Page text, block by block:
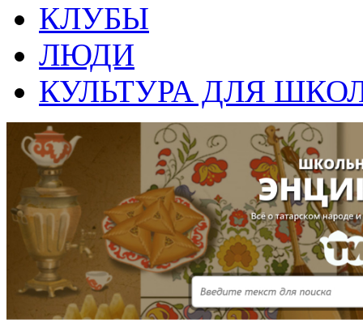
КЛУБЫ
ЛЮДИ
КУЛЬТУРА ДЛЯ